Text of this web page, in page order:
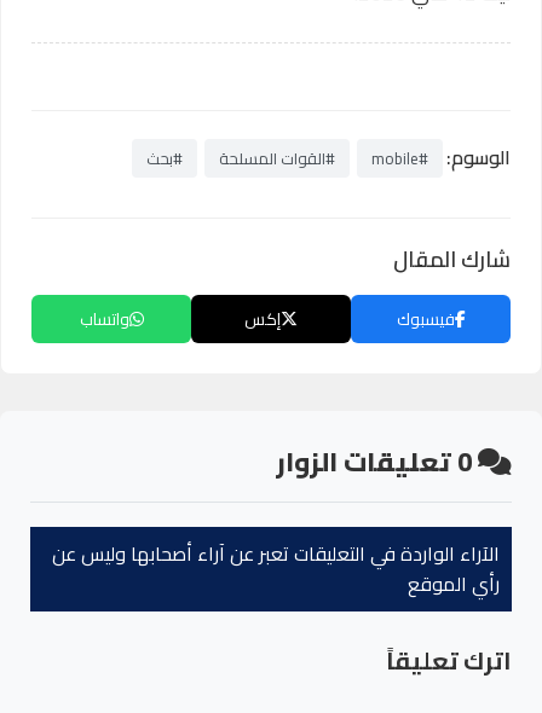
الوسوم: #mobile #القوات المسلحة #بحث
شارك المقال
فيسبوك إكس واتساب
0تعليقات الزوار
الآراء الواردة في التعليقات تعبر عن آراء أصحابها وليس عن
رأي الموقع
اترك تعليقاً